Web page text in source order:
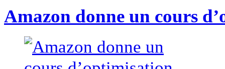
Amazon donne un cours